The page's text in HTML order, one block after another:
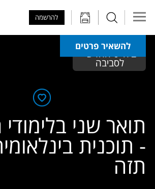
להרשמה
להשאיר פרטים
ביה"ס החדש
לסביבה
תואר שני
- תוכנית
תזה